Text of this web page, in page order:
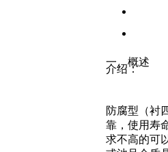
介绍：
一、概述
防腐型（衬
靠，使用寿
求不高的可